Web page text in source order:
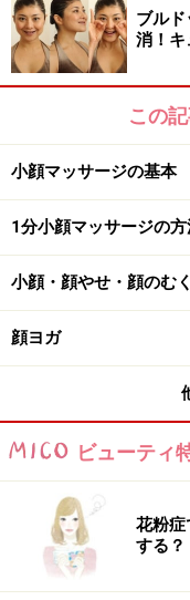
ブル
消！キ
この
小顔マッサージの基本
1分小顔マッサージの
小顔・顔やせ・顔のむ
顔ヨガ
ビューティ
花粉症
する？